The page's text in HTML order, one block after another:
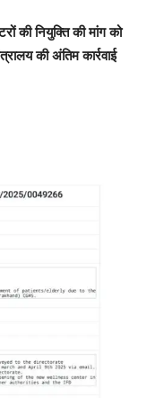
की नियुक्ति की मांग को
की अंतिम कार्रवाई